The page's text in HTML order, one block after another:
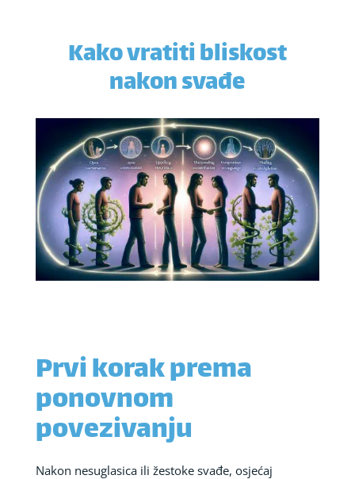
Kako vratiti bliskost
nakon svađe
Prvi korak prema
ponovnom
povezivanju
Nakon nesuglasica ili žestoke svađe, osjećaj